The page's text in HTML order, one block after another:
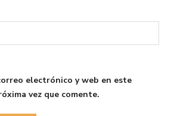
electrónico y web en este
vez que comente.